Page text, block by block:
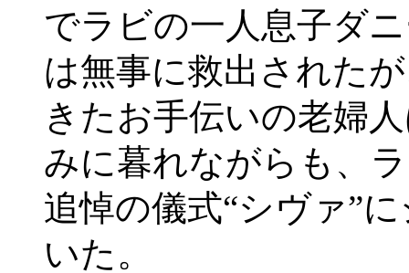
でラビの一人息子ダ
は無事に救出された
きたお手伝いの老婦
みに暮れながらも、
追悼の儀式“シヴァ”
いた。